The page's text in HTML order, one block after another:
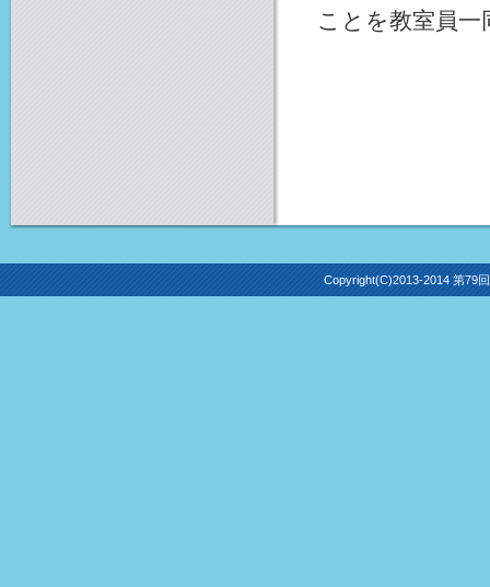
ことを教室員
Copyright(C)2013-2014 第79